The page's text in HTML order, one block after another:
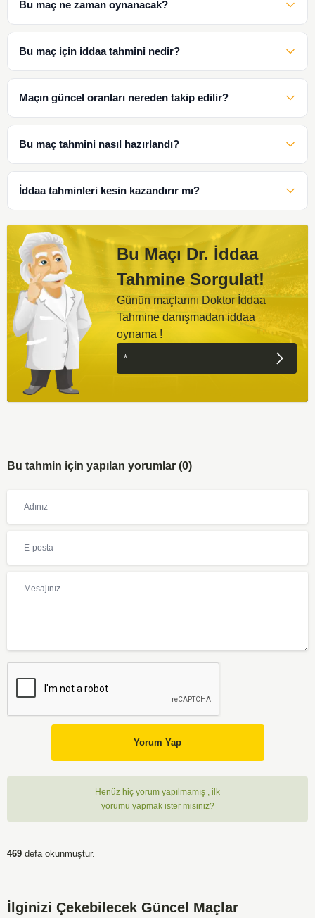
Bu maç ne zaman oynanacak?
Bu maç için iddaa tahmini nedir?
Maçın güncel oranları nereden takip edilir?
Bu maç tahmini nasıl hazırlandı?
İddaa tahminleri kesin kazandırır mı?
Bu Maçı Dr. İddaa
Tahmine Sorgulat!
Günün maçlarını Doktor İddaa
Tahmine danışmadan iddaa
oynama !
Bu tahmin için yapılan yorumlar (0)
Yorum Yap
Henüz hiç yorum yapılmamış , ilk
yorumu yapmak ister misiniz?
469 defa okunmuştur.
İlginizi Çekebilecek Güncel Maçlar